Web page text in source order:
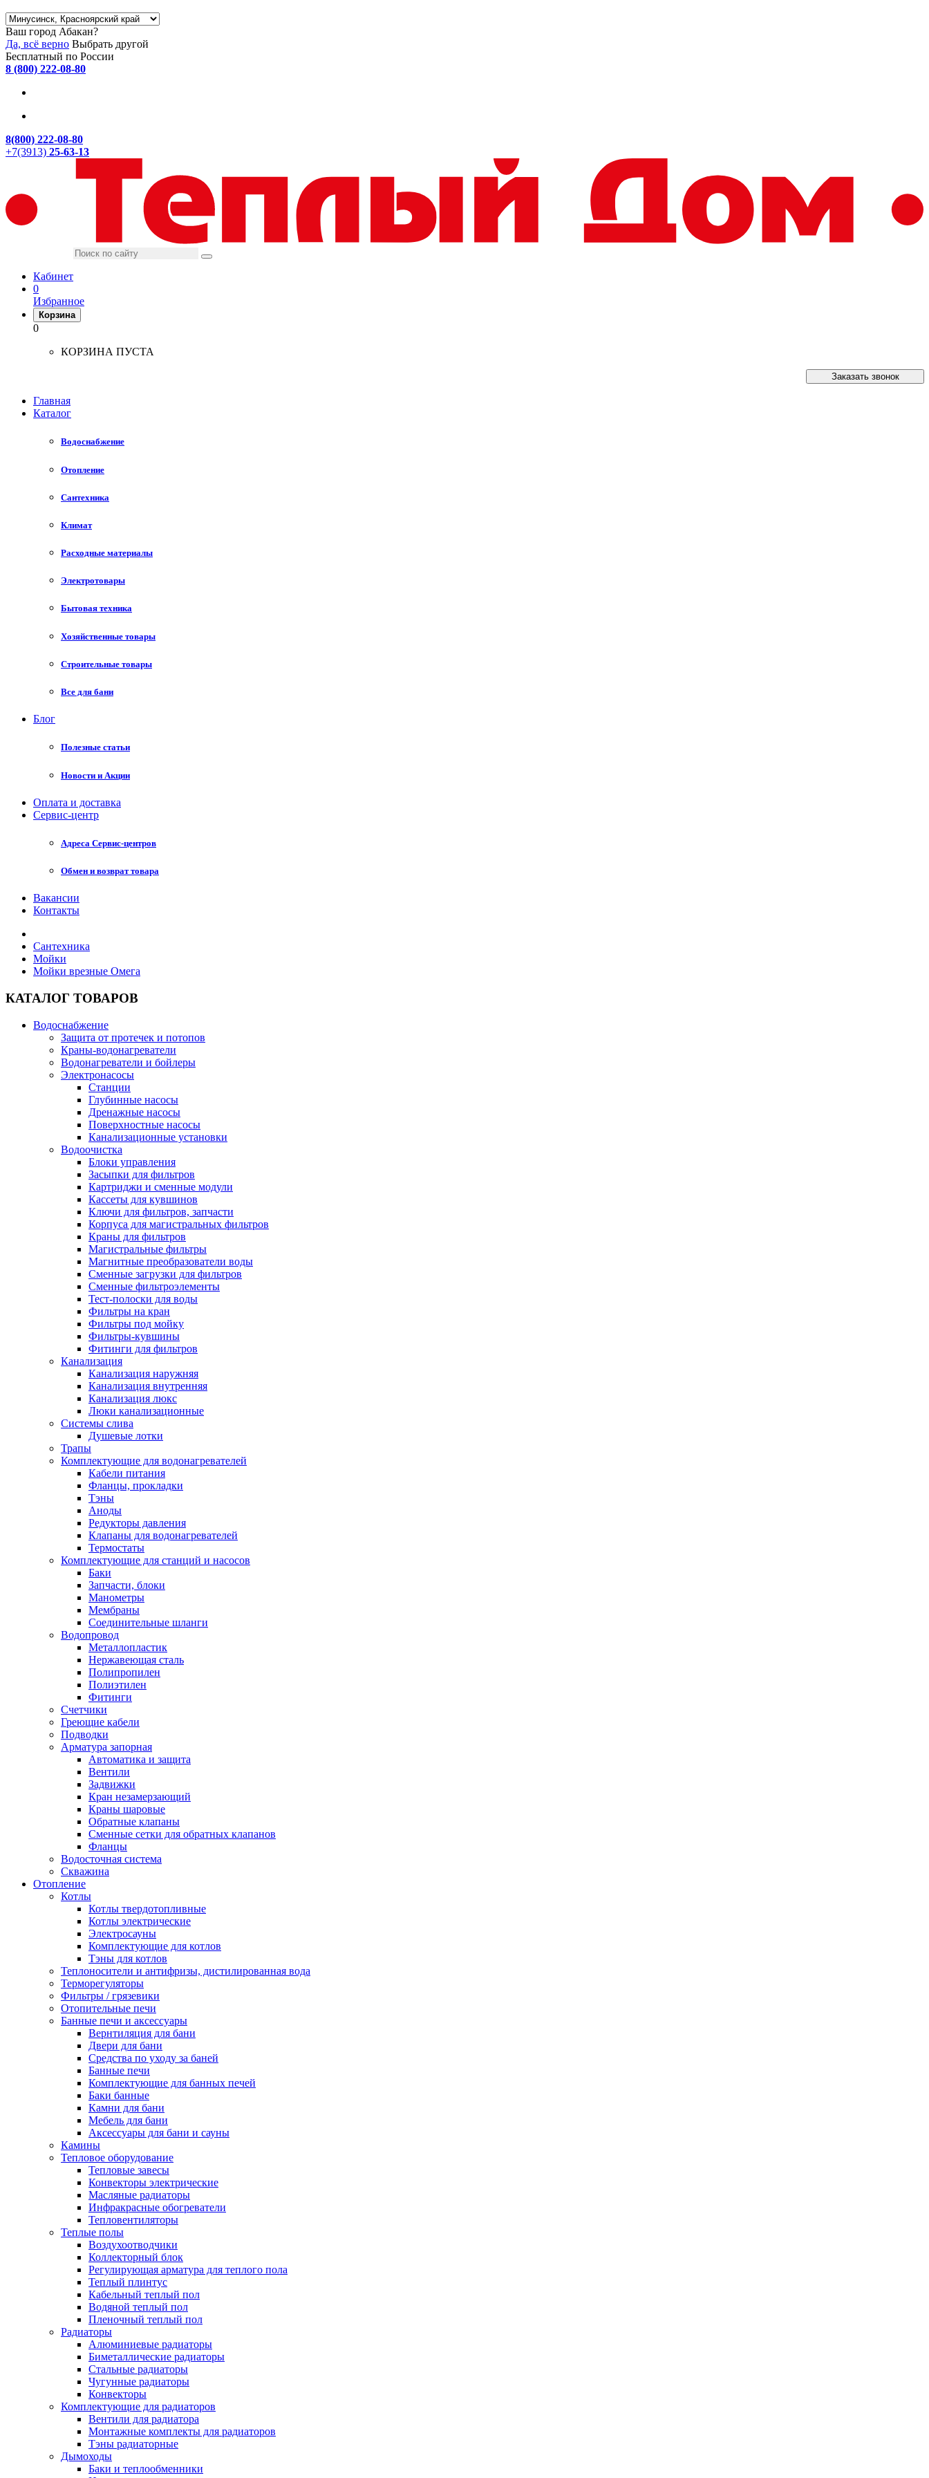
Ваш город Абакан?
Да, всё верно Выбрать другой
Бесплатный по России
8 (800) 222-08-80
8(800) 222-08-80
+7(3913) 25-63-13
Кабинет
0
Избранное
Корзина
0
КОРЗИНА ПУСТА
Заказать звонок
Главная
Каталог
Водоснабжение
Отопление
Сантехника
Климат
Расходные материалы
Электротовары
Бытовая техника
Хозяйственные товары
Строительные товары
Все для бани
Блог
Полезные статьи
Новости и Акции
Оплата и доставка
Сервис-центр
Адреса Сервис-центров
Обмен и возврат товара
Вакансии
Контакты
Сантехника
Мойки
Мойки врезные Омега
КАТАЛОГ ТОВАРОВ
Водоснабжение
Защита от протечек и потопов
Краны-водонагреватели
Водонагреватели и бойлеры
Электронасосы
Станции
Глубинные насосы
Дренажные насосы
Поверхностные насосы
Канализационные установки
Водоочистка
Блоки управления
Засыпки для фильтров
Картриджи и сменные модули
Кассеты для кувшинов
Ключи для фильтров, запчасти
Корпуса для магистральных фильтров
Краны для фильтров
Магистральные фильтры
Магнитные преобразователи воды
Сменные загрузки для фильтров
Сменные фильтроэлементы
Тест-полоски для воды
Фильтры на кран
Фильтры под мойку
Фильтры-кувшины
Фитинги для фильтров
Канализация
Канализация наружняя
Канализация внутренняя
Канализация люкс
Люки канализационные
Системы слива
Душевые лотки
Трапы
Комплектующие для водонагревателей
Кабели питания
Фланцы, прокладки
Тэны
Аноды
Редукторы давления
Клапаны для водонагревателей
Термостаты
Комплектующие для станций и насосов
Баки
Запчасти, блоки
Манометры
Мембраны
Соединительные шланги
Водопровод
Металлопластик
Нержавеющая сталь
Полипропилен
Полиэтилен
Фитинги
Счетчики
Греющие кабели
Подводки
Арматура запорная
Автоматика и защита
Вентили
Задвижки
Кран незамерзающий
Краны шаровые
Обратные клапаны
Сменные сетки для обратных клапанов
Фланцы
Водосточная система
Скважина
Отопление
Котлы
Котлы твердотопливные
Котлы электрические
Электросауны
Комплектующие для котлов
Тэны для котлов
Теплоносители и антифризы, дистилированная вода
Терморегуляторы
Фильтры / грязевики
Отопительные печи
Банные печи и аксессуары
Вернтиляция для бани
Двери для бани
Средства по уходу за баней
Банные печи
Комплектующие для банных печей
Баки банные
Камни для бани
Мебель для бани
Аксессуары для бани и сауны
Камины
Тепловое оборудование
Тепловые завесы
Конвекторы электрические
Масляные радиаторы
Инфракрасные обогреватели
Тепловентиляторы
Теплые полы
Воздухоотводчики
Коллекторный блок
Регулирующая арматура для теплого пола
Теплый плинтус
Кабельный теплый пол
Водяной теплый пол
Пленочный теплый пол
Радиаторы
Алюминиевые радиаторы
Биметаллические радиаторы
Стальные радиаторы
Чугунные радиаторы
Конвекторы
Комплектующие для радиаторов
Вентили для радиатора
Монтажные комплекты для радиаторов
Тэны радиаторные
Дымоходы
Баки и теплообменники